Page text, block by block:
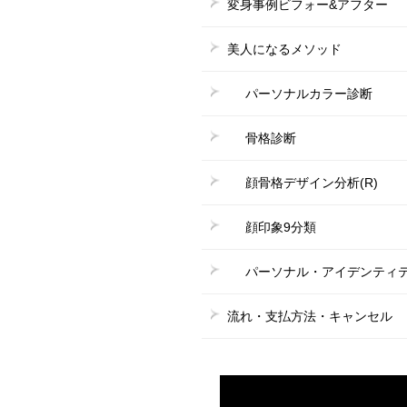
変身事例ビフォー&アフター
美人になるメソッド
パーソナルカラー診断
骨格診断
顔骨格デザイン分析(R)
顔印象9分類
パーソナル・アイデンティ
流れ・支払方法・キャンセル